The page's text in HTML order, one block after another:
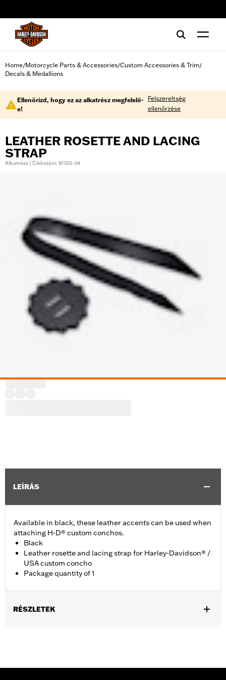
Home/Motorcycle Parts & Accessories/Custom Accessories & Trim/
Decals & Medallions
Ellenőrizd, hogy ez az alkatrész megfelelő-
e!
Felszereltség
ellenőrzése
LEATHER ROSETTE AND LACING
STRAP
Alkatrész | Cikkszám: 91722-04
LEÍRÁS
Available in black, these leather accents can be used when
attaching H-D® custom conchos.
Black
Leather rosette and lacing strap for Harley-Davidson® /
USA custom concho
Package quantity of 1
RÉSZLETEK
Sold Separately:Conchos